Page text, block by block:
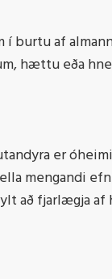
í burtu af
hættu eða
er
mengandi
að